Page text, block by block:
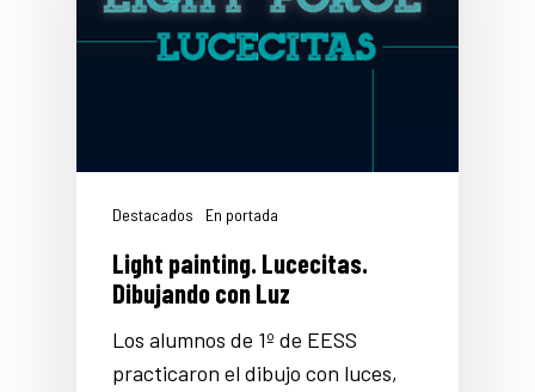
Destacados En portada
Light painting. Lucecitas.
Dibujando con Luz
Los alumnos de 1º de EESS
practicaron el dibujo con luces,